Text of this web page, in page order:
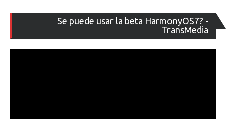
Se puede usar la beta HarmonyOS7? -
TransMedia
de